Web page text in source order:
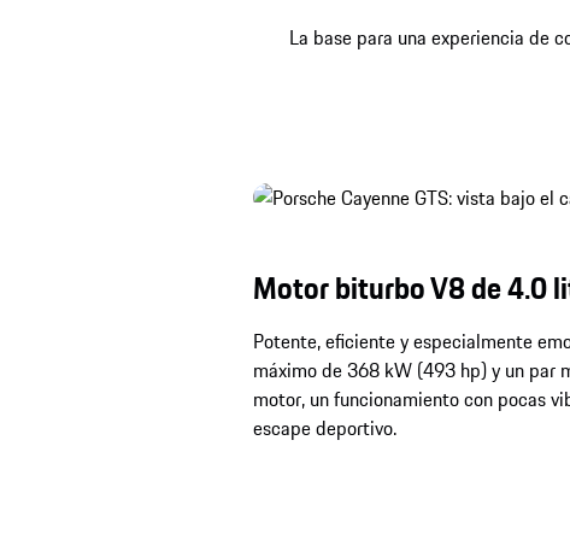
La base para una experiencia de
Motor biturbo V8 de 4.0
Potente, eficiente y especialmente
máximo de 368 kW (493 hp) y un par
motor, un funcionamiento con pocas
escape deportivo.